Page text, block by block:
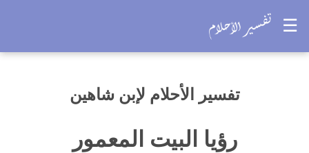
☰
تفسير الأحلام لإبن شاهين
رؤيا البيت المعمور